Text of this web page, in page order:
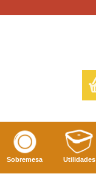
Sobremesa Utilidades